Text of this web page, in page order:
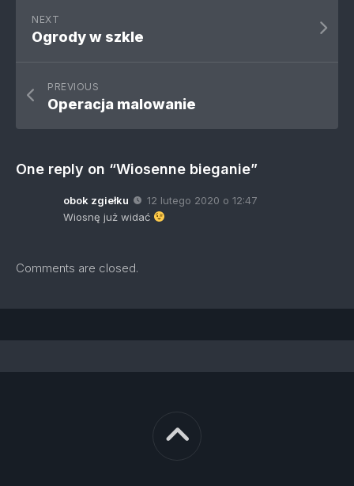
NEXT
Ogrody w szkle
PREVIOUS
Operacja malowanie
One reply on “Wiosenne bieganie”
obok zgiełku
12 lutego 2020 o 12:47
Wiosnę już widać
Comments are closed.